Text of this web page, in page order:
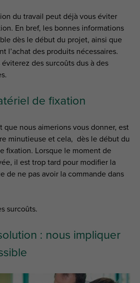
du travail peut déjà vous éviter
En bref, les bonnes informations
dès le début du projet, ainsi que
l’achat des produits nécessaires.
éviterez des surcoûts dus à des
de fixation
que nous aimerions vous donner, est
minutieuse et cela, dès le début du
fixation. Lorsque le moment de
il est trop tard pour modifier la
de ne pas avoir la commande dans
surcoûts.
: nous impliquer